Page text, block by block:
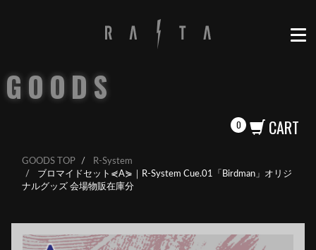
GOODS
0 CART
GOODS TOP
R-System
ブロマイドセット⋞A⋟｜R-System Cue.01「Birdman」オリジ
ナルグッズ 会場物販在庫分